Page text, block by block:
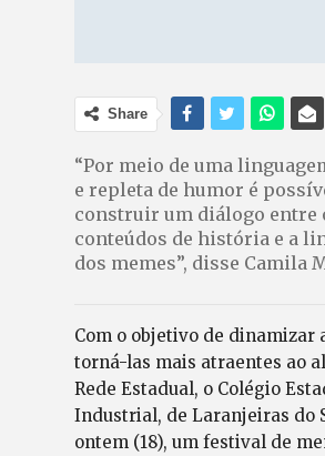
Share
“Por meio de uma
e repleta de humor é
construir um diálogo entre
conteúdos de história e a
dos memes”, disse Camila
Com o objetivo de dinamizar
torná-las mais atraentes ao
Rede Estadual, o Colégio
Industrial, de Laranjeiras do
ontem (18), um festival de